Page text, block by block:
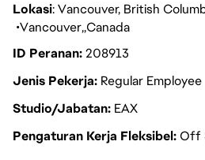
Lokasi: Vancouver, British
Vancouver Canada
ID Peranan208913
Jenis Pekerja Regular Employee
Studio/Jabatan EAX
Pengaturan Kerja FleksibelOff